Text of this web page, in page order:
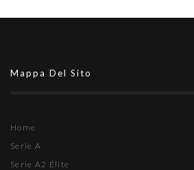
Mappa Del Sito
Home
Serie A
Serie A2 Élite